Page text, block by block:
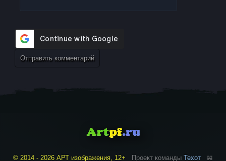
© 2014 - 2026 АРТ изображения, 12+ Проект команды Техот 𝌴